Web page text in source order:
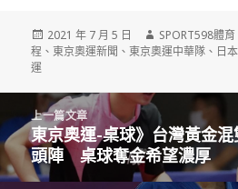
發
佈
2021 年 7 月 5 日
作
者
SPORT598體育
程 、東京奧運新聞 、東京奧運中華隊 、 日
運
章
導
覽
上一篇文章
上
一
篇
東京奧運-桌球》台灣黃金
頭陣 桌球奪金希望濃厚